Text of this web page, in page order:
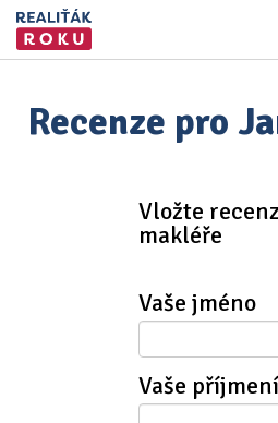
Recenze pro
Vložte
makléře
Vaše jméno
Vaše příjmení